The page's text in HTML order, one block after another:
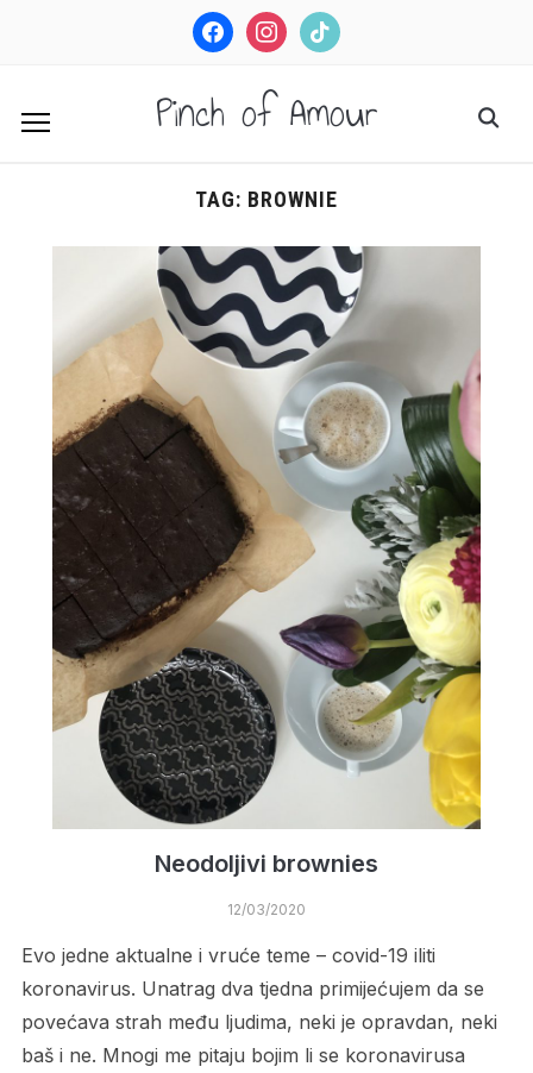
facebookinstagramtiktok
Pinch of Amour
TAG: BROWNIE
Neodoljivi brownies
12/03/2020
Evo jedne aktualne i vruće teme – covid-19 iliti
koronavirus. Unatrag dva tjedna primijećujem da se
povećava strah među ljudima, neki je opravdan, neki
baš i ne. Mnogi me pitaju bojim li se koronavirusa